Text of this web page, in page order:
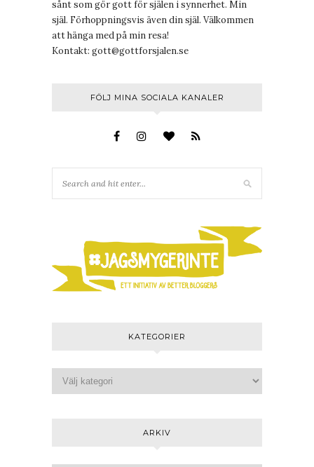
sånt som gör gott för själen i synnerhet. Min
själ. Förhoppningsvis även din själ. Välkommen
att hänga med på min resa!
Kontakt: gott@gottforsjalen.se
FÖLJ MINA SOCIALA KANALER
KATEGORIER
ARKIV